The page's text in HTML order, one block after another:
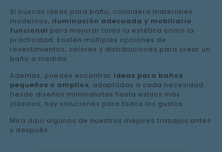
Si buscas ideas para baño, considera materiales
modernos, iluminación adecuada y mobiliario
funcional para mejorar tanto la estética como la
practicidad. Existen múltiples opciones de
revestimientos, colores y distribuciones para crear un
baño a medida.
Además, puedes encontrar ideas para baños
pequeños o amplios, adaptadas a cada necesidad.
Desde diseños minimalistas hasta estilos más
clásicos, hay soluciones para todos los gustos.
Mira aquí algunos de nuestros mejores trabajos antes
y después.